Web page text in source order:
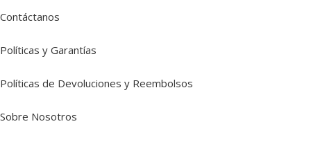
Contáctanos
Políticas y Garantías
Políticas de Devoluciones y Reembolsos
Sobre Nosotros